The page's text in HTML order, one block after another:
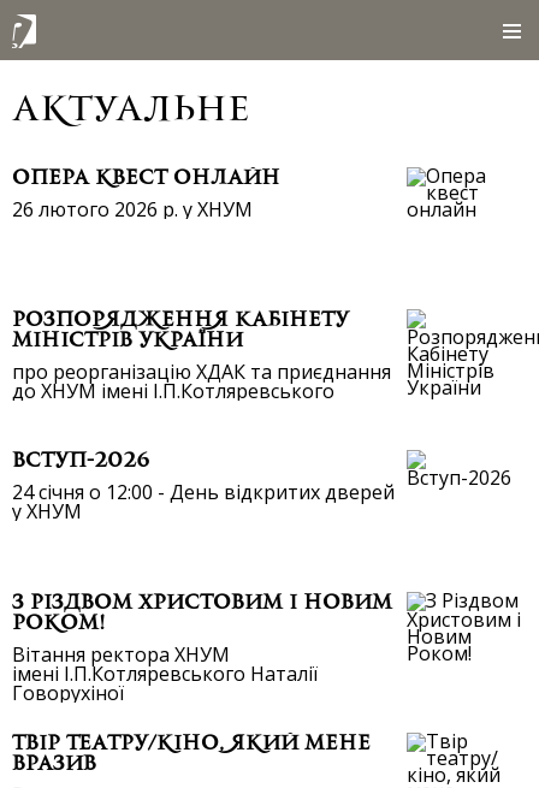
актуальне
Опера квест онлайн
26 лютого 2026 р. у ХНУМ
Розпорядження Кабінету
Міністрів України
про реорганізацію ХДАК та приєднання
до ХНУМ імені І.П.Котляревського
Вступ-2026
24 січня о 12:00 - День відкритих дверей
у ХНУМ
З Різдвом Христовим і Новим
Роком!
Вітання ректора ХНУМ
імені І.П.Котляревського Наталії
Говорухіної
Твір театру/кіно, який мене
вразив